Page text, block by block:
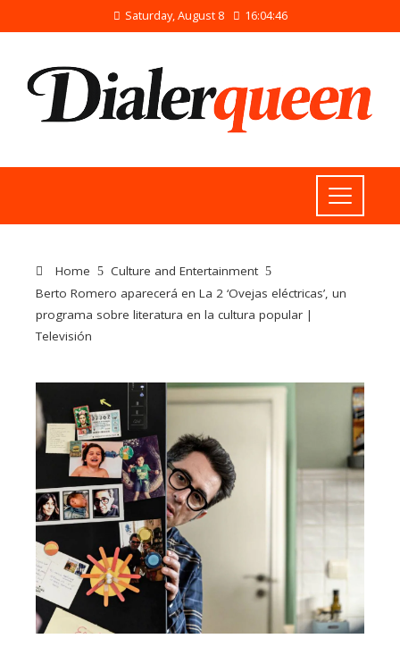
Saturday, August 8 16:04:46
Home
Culture and Entertainment
Berto Romero aparecerá en La 2 ‘Ovejas eléctricas’, un
programa sobre literatura en la cultura popular |
Televisión